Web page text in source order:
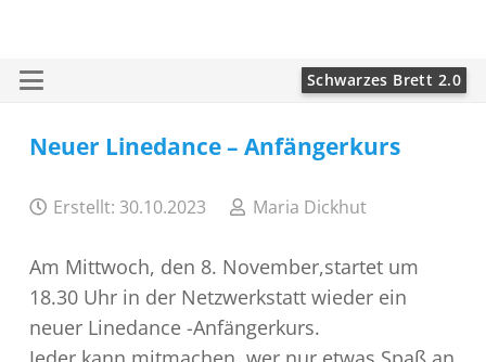
Schwarzes Brett 2.0
Neuer Linedance – Anfängerkurs
Erstellt: 30.10.2023 Maria Dickhut
Am Mittwoch, den 8. November,startet um
18.30 Uhr in der Netzwerkstatt wieder ein
neuer Linedance -Anfängerkurs.